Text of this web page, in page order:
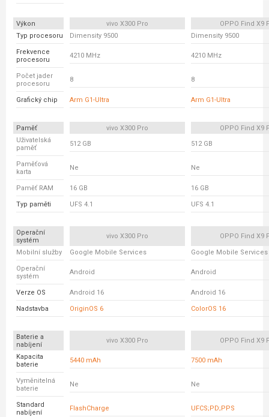
Výkon vivo X300 Pro
OPPO Find X9
Typ procesoru
Dimensity 9500 Dimensity 9500
Frekvence
procesoru
4210 MHz 4210 MHz
Počet jader
procesoru
8 8
Grafický chip Arm G1-Ultra Arm G1-Ultra
Paměť vivo X300 Pro
OPPO Find X9
Uživatelská
paměť
512 GB 512 GB
Paměťová
karta
Ne Ne
Paměť RAM 16 GB 16 GB
Typ paměti UFS 4.1 UFS 4.1
Operační
systém
vivo X300 Pro OPPO Find X9
Mobilní služby Google Mobile Services Google Mobile Services
Operační
systém
Android Android
Verze OS Android 16 Android 16
Nadstavba OriginOS 6 ColorOS 16
Baterie a
nabíjení
vivo X300 Pro OPPO Find X9
Kapacita
baterie
5440 mAh 7500 mAh
Vyměnitelná
baterie
Ne Ne
Standard
nabíjení
FlashCharge UFCS;PD;PPS